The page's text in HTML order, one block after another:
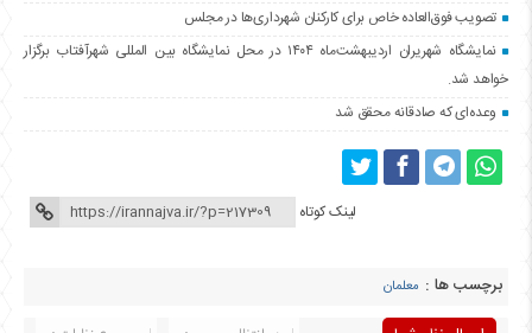
تصویب فوق‌العاده خاص برای كاركنان شهرداری‌ها در مجلس
نمایشگاه شهریران اردیبهشت‌ماه ۱۴۰۴ در محل نمایشگاه بین المللی شهرآفتاب برگزار
خواهد شد.
وعده‌ای که صادقانه محقق شد
لینک کوتاه
برچسب ها : معلمان